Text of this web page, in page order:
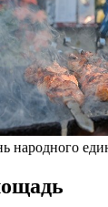
народного